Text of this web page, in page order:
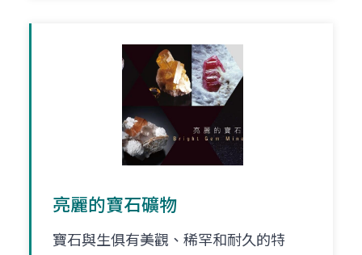
亮麗的寶石礦物
寶石與生俱有美觀、稀罕和耐久的特